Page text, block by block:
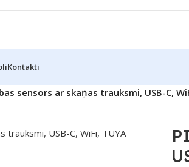
Kontakti
sensors ar skaņas trauksmi, USB-C,